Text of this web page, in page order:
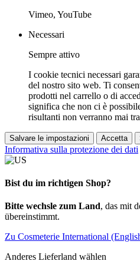
Vimeo, YouTube
Necessari
Sempre attivo
I cookie tecnici necessari
del nostro sito web. Ti
prodotti nel carrello o di
significa che non ci è
risultanti non verranno mai
Salvare le impostazioni Accetta
Informativa sulla protezione dei dati
Bist du im richtigen Shop?
Bitte wechsle zum Land, das mit
übereinstimmt.
Zu Cosmeterie International
Anderes Lieferland wählen